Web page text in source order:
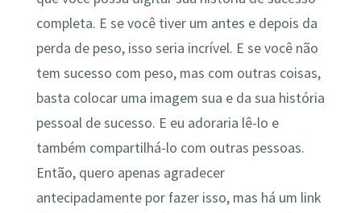
completa. E se você tiver um antes e depois da
perda de peso, isso seria incrível. E se você não
tem sucesso com peso, mas com outras coisas,
basta colocar uma imagem sua e da sua história
pessoal de sucesso. E eu adoraria lê-lo e
também compartilhá-lo com outras pessoas.
Então, quero apenas agradecer
antecipadamente por fazer isso, mas há um link